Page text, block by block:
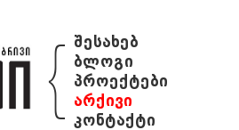
{ შესახებ
ბლოგი
პროექტები
არქივი
კონტაქტი